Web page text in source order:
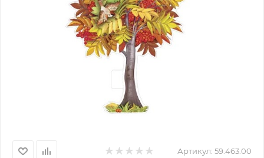
Артикул: 59.463.00